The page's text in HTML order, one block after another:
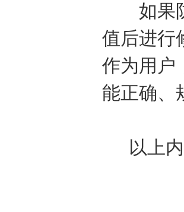
如果防
值后进行
作为用户
能正确、
以上内